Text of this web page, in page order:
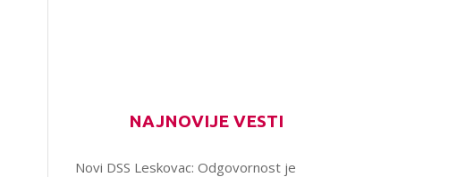
NAJNOVIJE VESTI
Novi DSS Leskovac: Odgovornost je